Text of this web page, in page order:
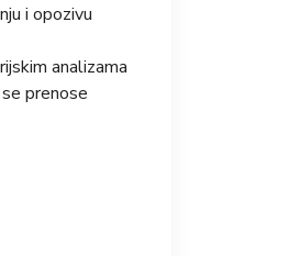
i opozivu
analizama
prenose